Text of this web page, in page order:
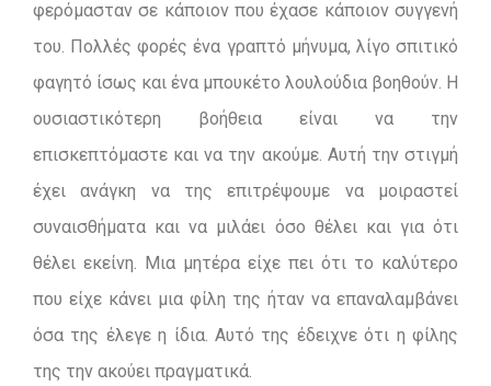
φερόμασταν σε κάποιον που έχασε κάποιον συγγενή
του. Πολλές φορές ένα γραπτό μήνυμα, λίγο σπιτικό
φαγητό ίσως και ένα μπουκέτο λουλούδια βοηθούν. Η
ουσιαστικότερη βοήθεια είναι να την
επισκεπτόμαστε και να την ακούμε. Αυτή την στιγμή
έχει ανάγκη να της επιτρέψουμε να μοιραστεί
συναισθήματα και να μιλάει όσο θέλει και για ότι
θέλει εκείνη. Μια μητέρα είχε πει ότι το καλύτερο
που είχε κάνει μια φίλη της ήταν να επαναλαμβάνει
όσα της έλεγε η ίδια. Αυτό της έδειχνε ότι η φίλης
της την ακούει πραγματικά.